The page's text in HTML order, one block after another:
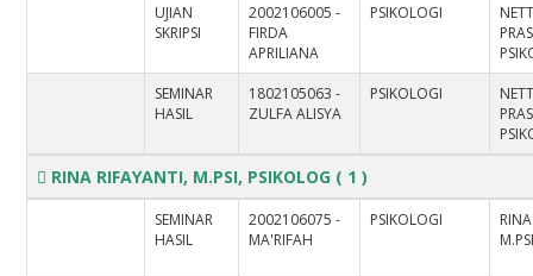
UJIAN
SKRIPSI
2002106005 -
FIRDA
APRILIANA
PSIKOLOGI
SEMINAR
HASIL
1802105063 -
ZULFA ALISYA
PSIKOLOGI
RINA RIFAYANTI, M.PSI, PSIKOLOG ( 1 )
SEMINAR
HASIL
2002106075 -
MA'RIFAH
PSIKOLOGI